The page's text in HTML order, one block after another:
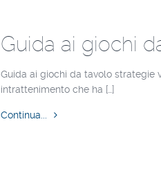
Guida ai giochi
Guida ai giochi da tavolo strategie
intrattenimento che ha […]
Continua...